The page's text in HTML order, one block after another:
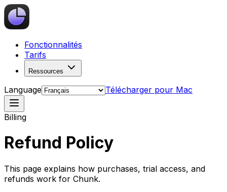
Fonctionnalités
Tarifs
Ressources
Language Télécharger pour Mac
Billing
Refund Policy
This page explains how purchases, trial access, and
refunds work for Chunk.